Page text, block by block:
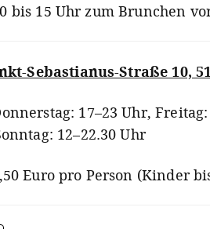
bis 15 Uhr zum Brunchen
Sebastianus-Straße 10,
17–23 Uhr,
12–22.30 Uhr
Euro pro Person (Kinder